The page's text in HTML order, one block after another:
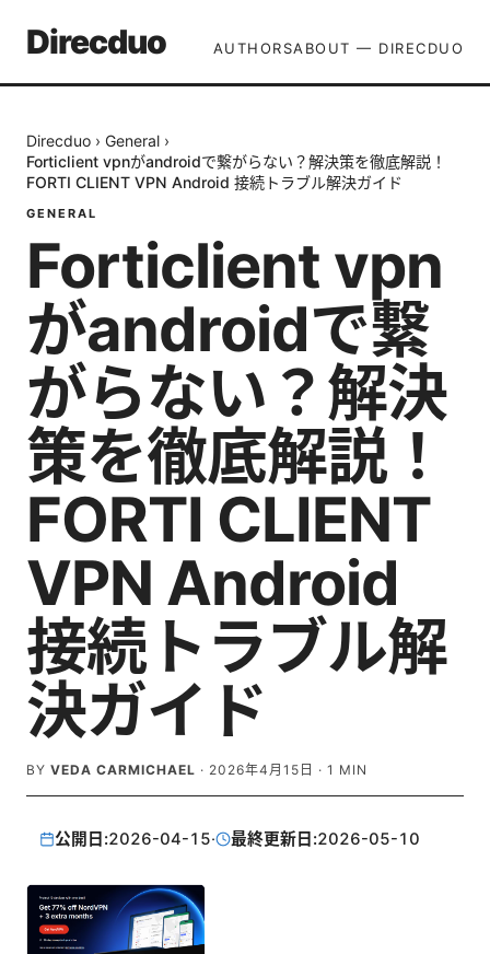
Direcduo AUTHORSABOUT — DIRECDUO
Direcduo › General ›
Forticlient vpnがandroidで繋がらない？解決策を徹底解説！
FORTI CLIENT VPN Android 接続トラブル解決ガイド
GENERAL
Forticlient vpn
がandroidで繋
がらない？解決
策を徹底解説！
FORTI CLIENT
VPN Android
接続トラブル解
決ガイド
BY VEDA CARMICHAEL · 2026年4月15日 · 1 MIN
公開日:2026-04-15· 最終更新日:2026-05-10